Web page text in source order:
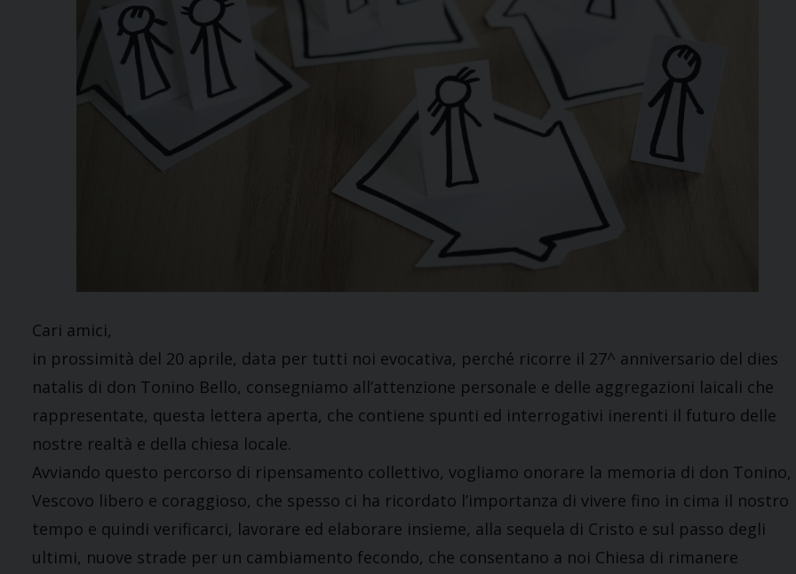
Cari amici,
in prossimità del 20 aprile, data per tutti noi evocativa, perché ricorre il 27^ anniversario del dies
natalis di don Tonino Bello, consegniamo all’attenzione personale e delle aggregazioni laicali che
rappresentate, questa lettera aperta, che contiene spunti ed interrogativi inerenti il futuro delle
nostre realtà e della chiesa locale.
Avviando questo percorso di ripensamento collettivo, vogliamo onorare la memoria di don Tonino,
Vescovo libero e coraggioso, che spesso ci ha ricordato l’importanza di vivere fino in cima il nostro
tempo e quindi verificarci, lavorare ed elaborare insieme, alla sequela di Cristo e sul passo degli
ultimi, nuove strade per un cambiamento fecondo, che consentano a noi Chiesa di rimanere